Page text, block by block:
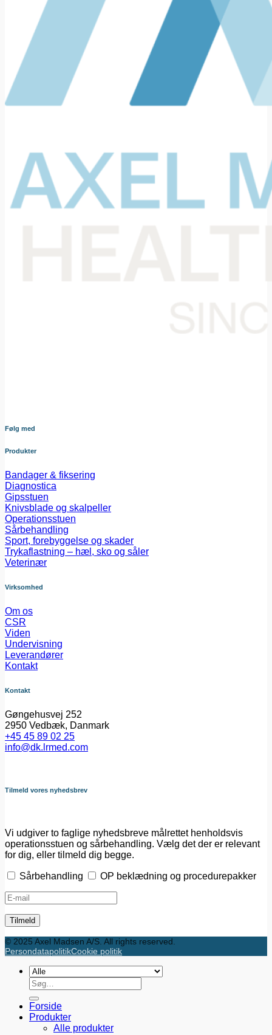
Følg med
Produkter
Bandager & fiksering
Diagnostica
Gipsstuen
Knivsblade og skalpeller
Operationsstuen
Sårbehandling
Sport, forebyggelse og skader
Trykaflastning – hæl, sko og såler
Veterinær
Virksomhed
Om os
CSR
Viden
Undervisning
Leverandører
Kontakt
Kontakt
Gøngehusvej 252
2950 Vedbæk, Danmark
+45 45 89 02 25
info@dk.lrmed.com
Tilmeld vores nyhedsbrev
Vi udgiver to faglige nyhedsbreve målrettet henholdsvis
operationsstuen og sårbehandling. Vælg det der er relevant
for dig, eller tilmeld dig begge.
Sårbehandling OP beklædning og procedurepakker
© 2025 Axel Madsen A/S. All rights reserved.
PersondatapolitikCookie politik
Søg
efter:
Forside
Produkter
Alle produkter